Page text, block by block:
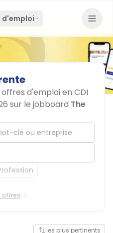
d'emploi
d'emploi en CDI
sur le jobboard The
ou entreprise
offres
les plus pertinents